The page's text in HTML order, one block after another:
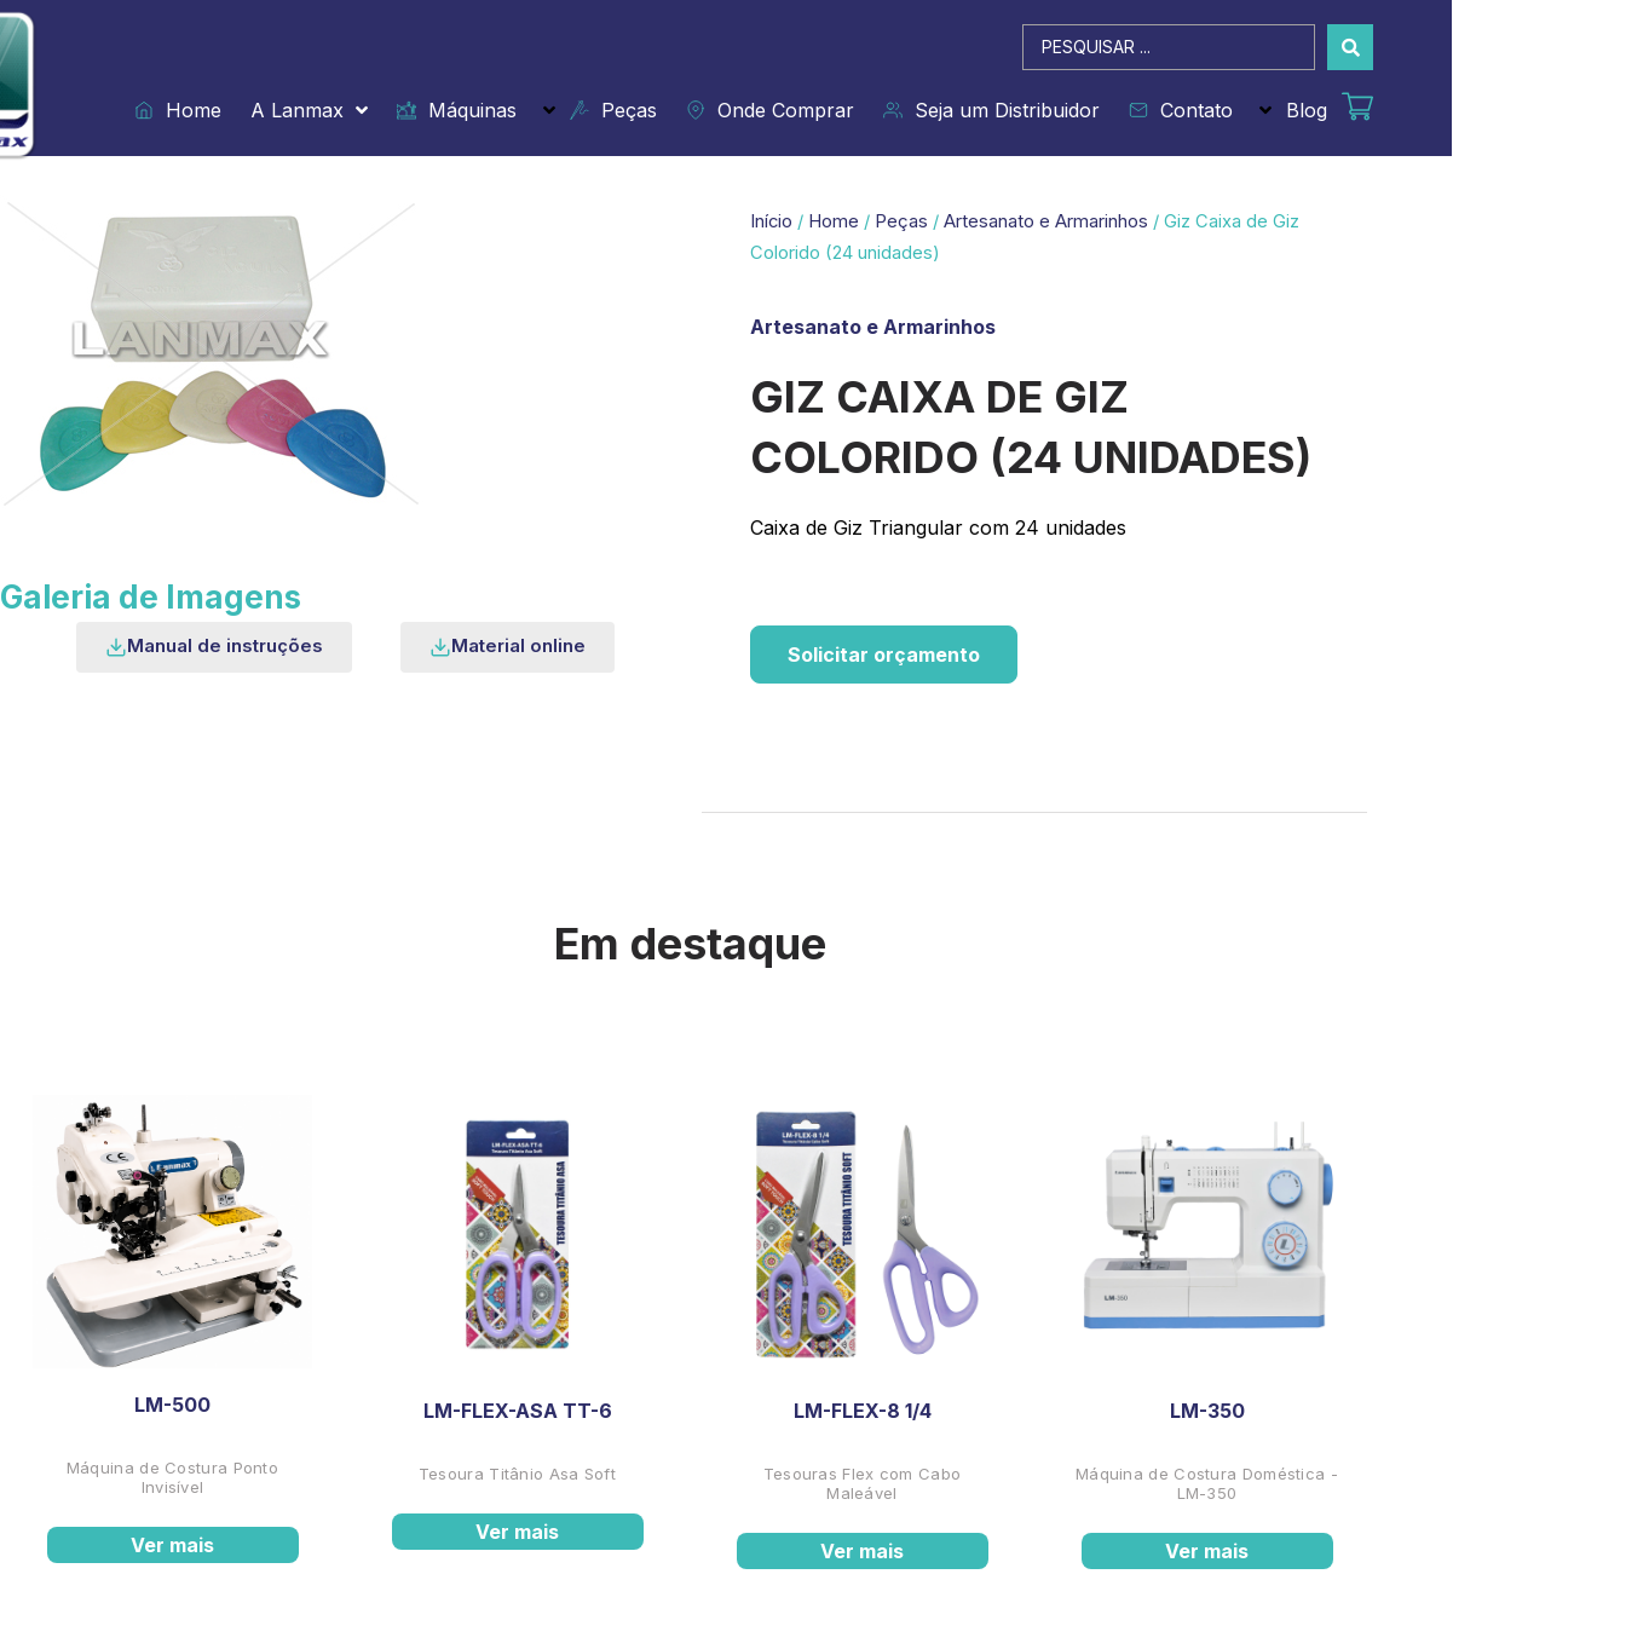
Ir
para
o
conteúdo
Pesquisar
...
Home
A Lanmax Máquinas Peças Onde Comprar Seja um Distribuidor Contato Blog
Galeria de Imagens
Manual de instruções Material online
Início / Home / Peças / Artesanato e Armarinhos / Giz Caixa de Giz
Colorido (24 unidades)
Artesanato e Armarinhos
GIZ CAIXA DE GIZ
COLORIDO (24 UNIDADES)
Caixa de Giz Triangular com 24 unidades
Solicitar orçamento
Em destaque
LM-500
Máquina de Costura Ponto
Invisível
Ver mais
LM-FLEX-ASA TT-6
Tesoura Titânio Asa Soft
Ver mais
LM-FLEX-8 1/4
Tesouras Flex com Cabo
Maleável
Ver mais
LM-350
Máquina de Costura Doméstica -
LM-350
Ver mais